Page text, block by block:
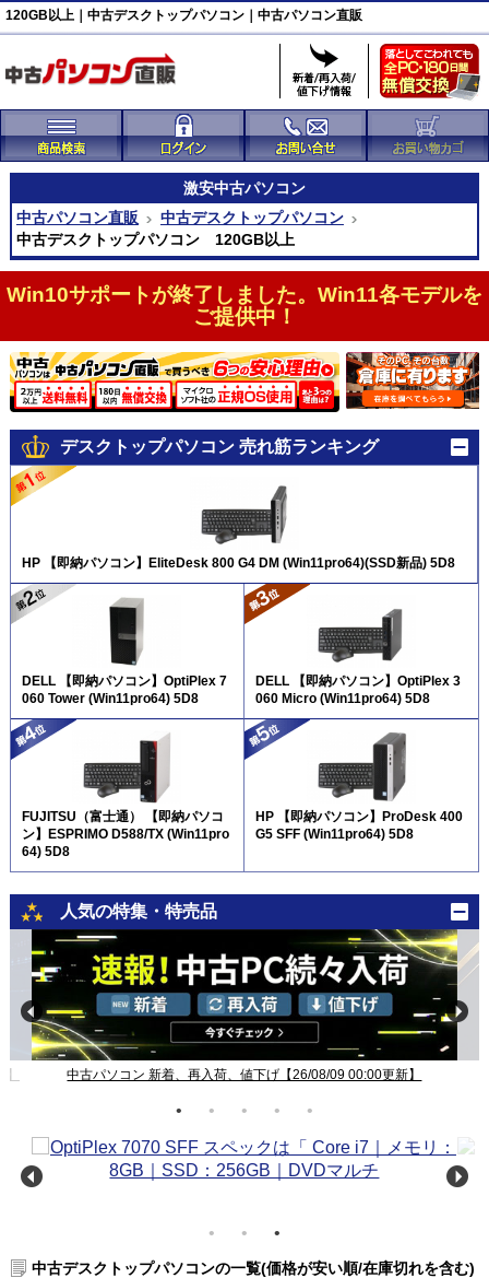
120GB以上｜中古デスクトップパソコン｜中古パソコン直販
激安中古パソコン
中古パソコン直販
中古デスクトップパソコン
中古デスクトップパソコン 120GB以上
Win10サポートが終了しました。Win11各モデルを
ご提供中！
デスクトップパソコン 売れ筋ランキング
HP 【即納パソコン】EliteDesk 800 G4 DM (Win11pro64)(SSD新品) 5D8
DELL 【即納パソコン】OptiPlex 7
060 Tower (Win11pro64) 5D8
DELL 【即納パソコン】OptiPlex 3
060 Micro (Win11pro64) 5D8
FUJITSU（富士通） 【即納パソコ
ン】ESPRIMO D588/TX (Win11pro
64) 5D8
HP 【即納パソコン】ProDesk 400
G5 SFF (Win11pro64) 5D8
人気の特集・特売品
中古パソコン 新着、再入荷、値下げ【26/08/09 00:00更新】
中古デスクトップパソコンの一覧(価格が安い順/在庫切れを含む)